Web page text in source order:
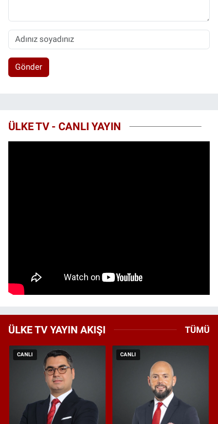
Gönder
ÜLKE TV - CANLI YAYIN
ÜLKE TV YAYIN AKIŞI TÜMÜ
CANLI CANLI